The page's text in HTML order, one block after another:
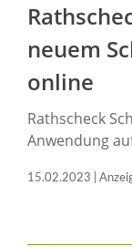
neuem
online
Rathscheck
Anwendung
15.02.2023 |